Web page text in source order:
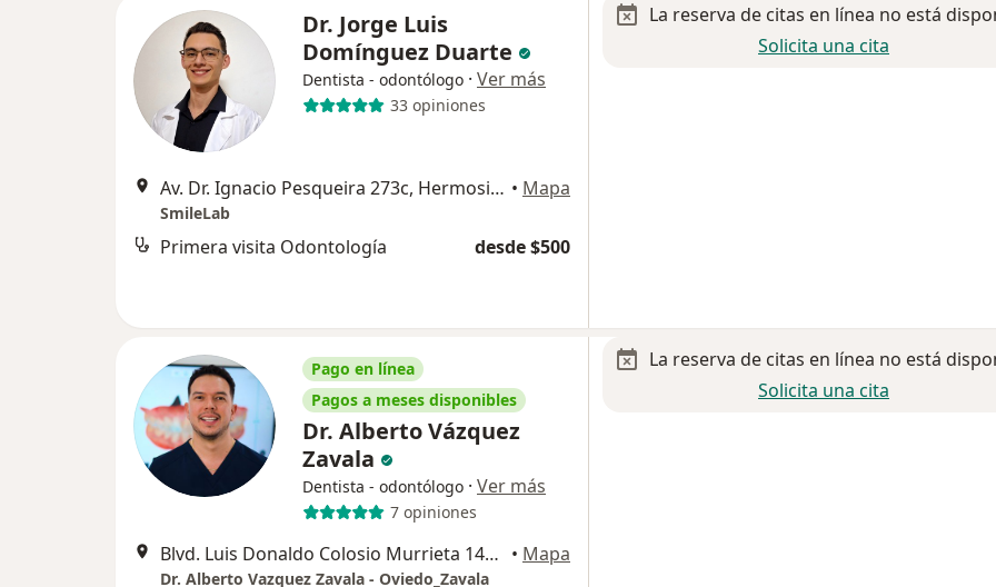
Dr. Jorge Luis
Domínguez Duarte
Dentista - odontólogo · Ver más
33 opiniones
Av. Dr. Ignacio Pesqueira 273c, Hermosillo • Mapa
SmileLab
Primera visita Odontología desde $500
La reserva de citas en línea no está
Solicita una cita
Pago en línea
Pagos a meses disponibles
Dr. Alberto Vázquez
Zavala
Dentista - odontólogo · Ver más
7 opiniones
Blvd. Luis Donaldo Colosio Murrieta 145, Hermosillo • Mapa
Dr. Alberto Vazquez Zavala - Oviedo_Zavala
La reserva de citas en línea no está
Solicita una cita